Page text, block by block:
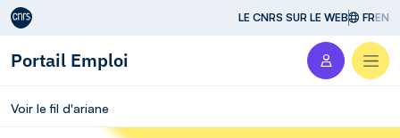
Aller au contenu LE CNRS SUR LE WEB FREN
Portail Emploi
Voir le fil d'ariane